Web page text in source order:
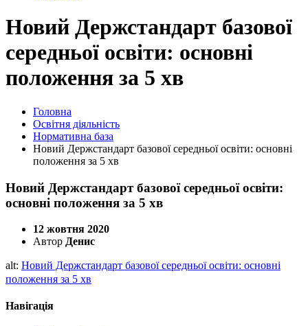
Новий Держстандарт базової
середньої освіти: основні
положення за 5 хв
Головна
Освітня діяльність
Нормативна база
Новий Держстандарт базової середньої освіти: основні
положення за 5 хв
Новий Держстандарт базової середньої освіти:
основні положення за 5 хв
12 жовтня 2020
Автор Денис
alt: Новий Держстандарт базової середньої освіти: основні
положення за 5 хв
Навігація